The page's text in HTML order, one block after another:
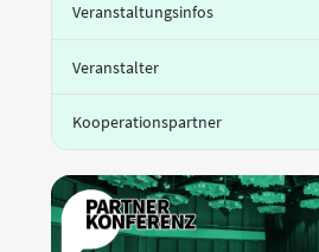
Veranstaltungsinfos
Veranstalter
Kooperationspartner